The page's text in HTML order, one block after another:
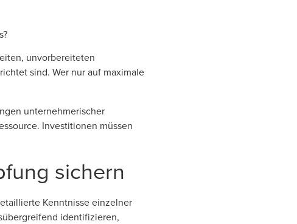
unvorbereiteten
sind. Wer nur auf maximale
unternehmerischer
Investitionen müssen
sichern
Kenntnisse einzelner
identifizieren,